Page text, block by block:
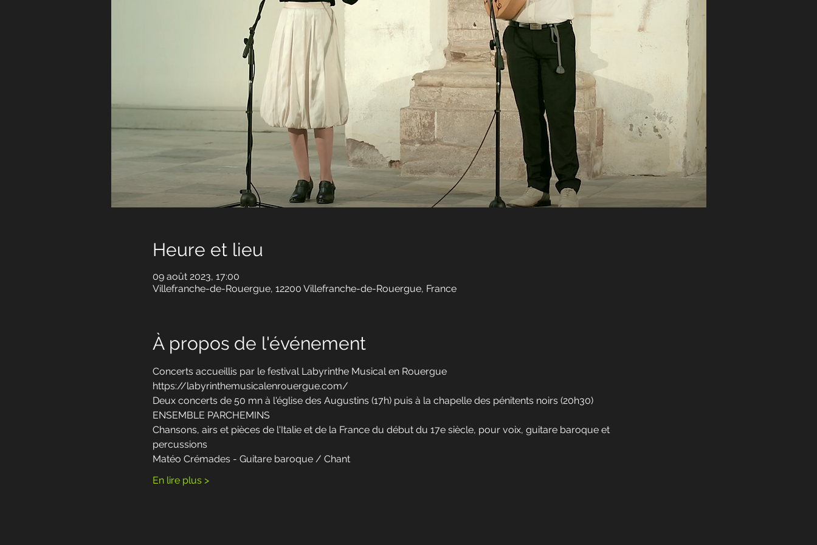
Heure et lieu
09 août 2023, 17:00
Villefranche-de-Rouergue, 12200 Villefranche-de-Rouergue, France
À propos de l'événement
Concerts accueillis par le festival Labyrinthe Musical en Rouergue
https://labyrinthemusicalenrouergue.com/
Deux concerts de 50 mn à l'église des Augustins (17h) puis à la chapelle des pénitents noirs (20h30)
ENSEMBLE PARCHEMINS
Chansons, airs et pièces de l'Italie et de la France du début du 17e siècle, pour voix, guitare baroque et
percussions
Matéo Crémades - Guitare baroque / Chant
En lire plus >